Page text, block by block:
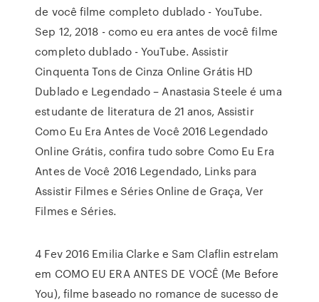
de você filme completo dublado - YouTube.
Sep 12, 2018 - como eu era antes de você filme
completo dublado - YouTube. Assistir
Cinquenta Tons de Cinza Online Grátis HD
Dublado e Legendado – Anastasia Steele é uma
estudante de literatura de 21 anos, Assistir
Como Eu Era Antes de Você 2016 Legendado
Online Grátis, confira tudo sobre Como Eu Era
Antes de Você 2016 Legendado, Links para
Assistir Filmes e Séries Online de Graça, Ver
Filmes e Séries.
4 Fev 2016 Emilia Clarke e Sam Claflin estrelam
em COMO EU ERA ANTES DE VOCÊ (Me Before
You), filme baseado no romance de sucesso de